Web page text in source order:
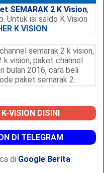
SEMARAK 2 K Vision,
Untuk isi saldo K Vision
K VISION.
semarak 2 k vision,
vision, paket channel
bulan 2016, cara beli
paket semarak 2.
VISION DISINI
DI TELEGRAM
di Google Berita